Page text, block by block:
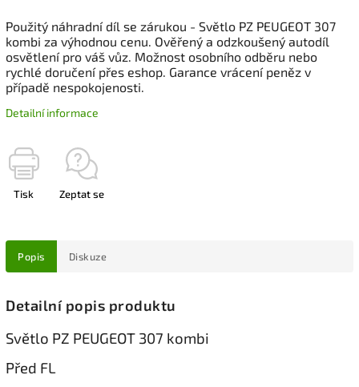
Použitý náhradní díl se zárukou - Světlo PZ PEUGEOT 307
kombi za výhodnou cenu. Ověřený a odzkoušený autodíl
osvětlení pro váš vůz. Možnost osobního odběru nebo
rychlé doručení přes eshop. Garance vrácení peněz v
případě nespokojenosti.
Detailní informace
Tisk Zeptat se
Popis Diskuze
Detailní popis produktu
Světlo PZ PEUGEOT 307 kombi
Před FL